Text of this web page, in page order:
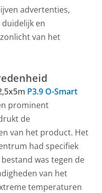
advertenties,
en
van het
P3.9 O-Smart
prominent
de
van het product. Het
had specifiek
was tegen de
van het
temperaturen